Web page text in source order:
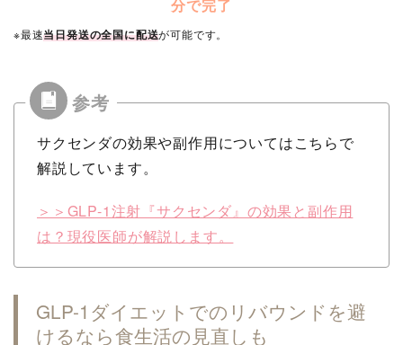
分で完了
※最速当日発送の全国に配送が可能です。
サクセンダの効果や副作用についてはこちらで
解説しています。
＞＞GLP-1注射『サクセンダ』の効果と副作用
は？現役医師が解説します。
GLP-1ダイエットでのリバウンドを避
けるなら食生活の見直しも